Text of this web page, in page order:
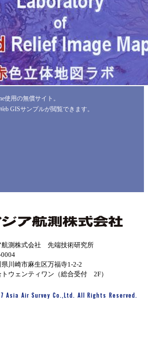
使用の無償サイト。
GISサンプルが閲覧できます。
航測株式会社 先端技術研究所
川崎市麻生区万福寺1-2-2
トウェンティワン（総合受付 2F）
Asia Air Survey Co.,Ltd. All Rights Reserved.